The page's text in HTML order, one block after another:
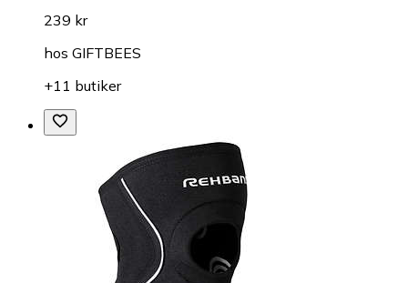
239 kr
hos GIFTBEES
+11 butiker